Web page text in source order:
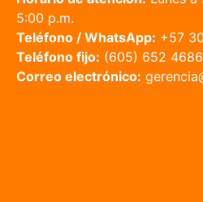
5:00 p.m.
Teléfono / WhatsApp: +57
Teléfono fijo: (605) 652 4686
Correo electrónico: